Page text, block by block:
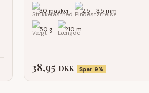
30 masker 2,5 - 3,5 mm
50 g 210 m
38,95 DKK Spar 9%